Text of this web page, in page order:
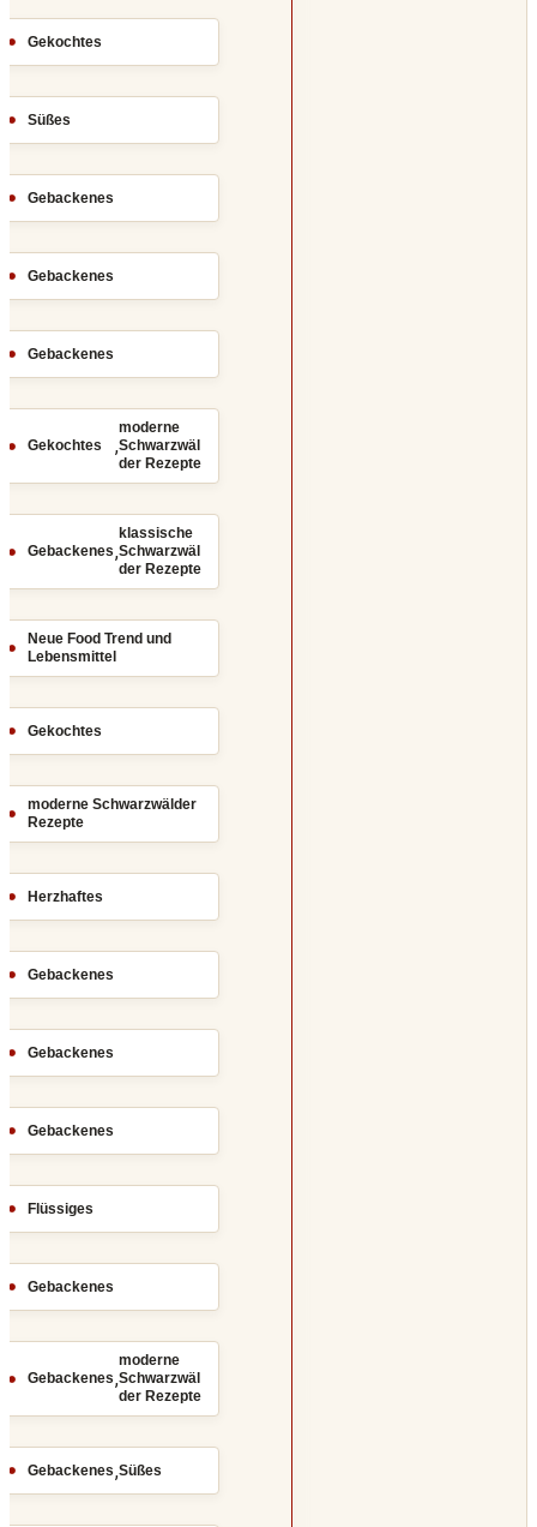
Gekochtes
Süßes
Gebackenes
Gebackenes
Gebackenes
Gekochtes ,
moderne
Schwarzwäl
der Rezepte
Gebackenes,
klassische
Schwarzwäl
der Rezepte
Neue Food Trend und
Lebensmittel
Gekochtes
moderne Schwarzwälder
Rezepte
Herzhaftes
Gebackenes
Gebackenes
Gebackenes
Flüssiges
Gebackenes
Gebackenes,
moderne
Schwarzwäl
der Rezepte
Gebackenes,Süßes